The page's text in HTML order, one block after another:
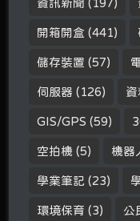
資訊新聞 (197)
開箱開盒 (441)
儲存裝置 (57)
伺服器 (126) 資
GIS/GPS (59)
空拍機 (5) 機器
學業筆記 (23)
環境保育 (3) 公